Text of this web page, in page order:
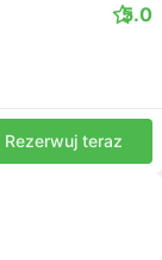
5.0
Rezerwuj teraz